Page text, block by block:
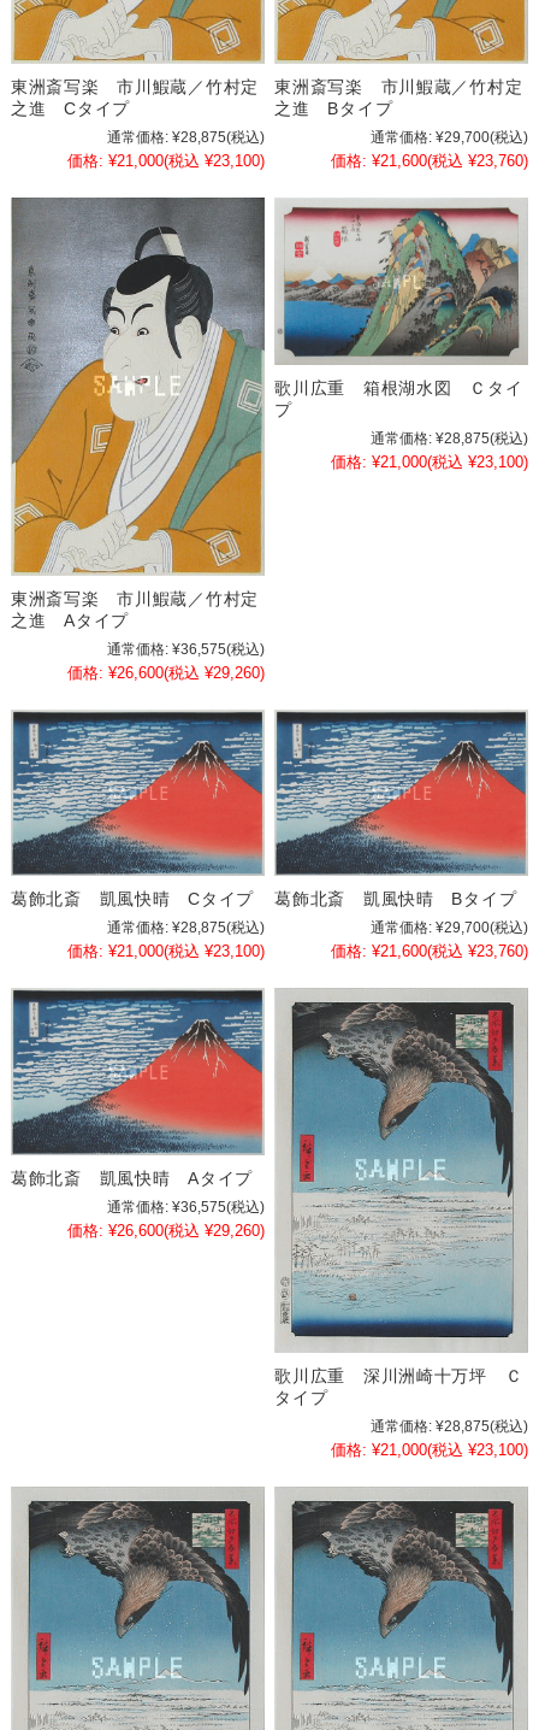
東洲斎写楽 市川鰕蔵／竹村定
之進 Cタイプ
通常価格: ¥28,875(税込)
価格: ¥21,000(税込 ¥23,100)
東洲斎写楽 市川鰕蔵／竹村定
之進 Bタイプ
通常価格: ¥29,700(税込)
価格: ¥21,600(税込 ¥23,760)
東洲斎写楽 市川鰕蔵／竹村定
之進 Aタイプ
通常価格: ¥36,575(税込)
価格: ¥26,600(税込 ¥29,260)
歌川広重 箱根湖水図 Ｃタイ
プ
通常価格: ¥28,875(税込)
価格: ¥21,000(税込 ¥23,100)
葛飾北斎 凱風快晴 Cタイプ
通常価格: ¥28,875(税込)
価格: ¥21,000(税込 ¥23,100)
葛飾北斎 凱風快晴 Bタイプ
通常価格: ¥29,700(税込)
価格: ¥21,600(税込 ¥23,760)
葛飾北斎 凱風快晴 Aタイプ
通常価格: ¥36,575(税込)
価格: ¥26,600(税込 ¥29,260)
歌川広重 深川洲崎十万坪 Ｃ
タイプ
通常価格: ¥28,875(税込)
価格: ¥21,000(税込 ¥23,100)